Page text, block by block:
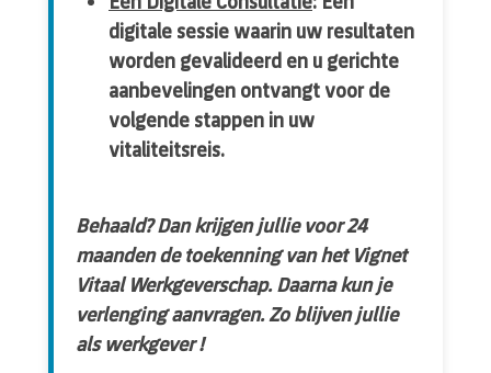
digitale sessie waarin uw resultaten
worden gevalideerd en u gerichte
aanbevelingen ontvangt voor de
volgende stappen in uw
vitaliteitsreis.
Behaald? Dan krijgen jullie voor 24
maanden de toekenning van het Vignet
Vitaal Werkgeverschap. Daarna kun je
verlenging aanvragen. Zo blijven jullie
als werkgever !